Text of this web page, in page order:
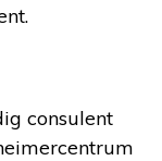
consulent